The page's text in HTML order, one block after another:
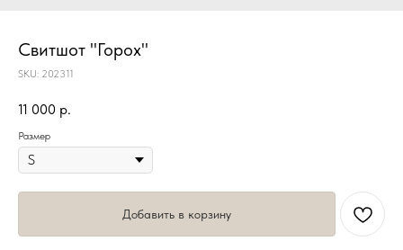
Свитшот "Горох"
SKU: 202311
11 000 р.
Размер
Добавить в корзину